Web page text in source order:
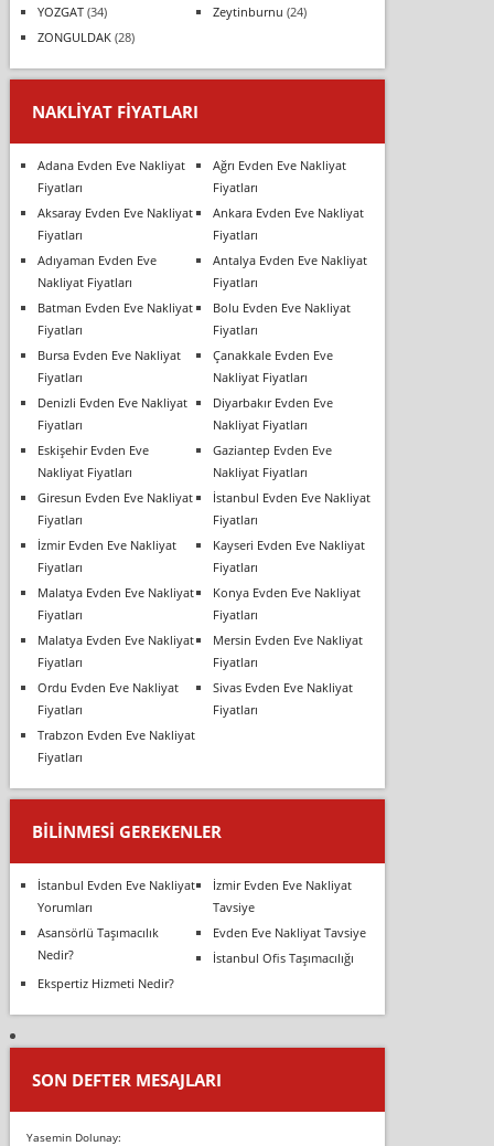
YOZGAT(34) Zeytinburnu (24)
ZONGULDAK(28)
NAKLIYAT FIYATLARI
Adana Evden Eve Nakliyat
Fiyatları
Ağrı Evden Eve Nakliyat
Fiyatları
Aksaray Evden Eve Nakliyat
Fiyatları
Ankara Evden Eve Nakliyat
Fiyatları
Adıyaman Evden Eve
Nakliyat Fiyatları
Antalya Evden Eve Nakliyat
Fiyatları
Batman Evden Eve Nakliyat
Fiyatları
Bolu Evden Eve Nakliyat
Fiyatları
Bursa Evden Eve Nakliyat
Fiyatları
Çanakkale Evden Eve
Nakliyat Fiyatları
Denizli Evden Eve Nakliyat
Fiyatları
Diyarbakır Evden Eve
Nakliyat Fiyatları
Eskişehir Evden Eve
Nakliyat Fiyatları
Gaziantep Evden Eve
Nakliyat Fiyatları
Giresun Evden Eve Nakliyat
Fiyatları
İstanbul Evden Eve Nakliyat
Fiyatları
İzmir Evden Eve Nakliyat
Fiyatları
Kayseri Evden Eve Nakliyat
Fiyatları
Malatya Evden Eve Nakliyat
Fiyatları
Konya Evden Eve Nakliyat
Fiyatları
Malatya Evden Eve Nakliyat
Fiyatları
Mersin Evden Eve Nakliyat
Fiyatları
Ordu Evden Eve Nakliyat
Fiyatları
Sivas Evden Eve Nakliyat
Fiyatları
Trabzon Evden Eve Nakliyat
Fiyatları
BILINMESI GEREKENLER
İstanbul Evden Eve Nakliyat
Yorumları
İzmir Evden Eve Nakliyat
Tavsiye
Asansörlü Taşımacılık
Nedir?
Evden Eve Nakliyat Tavsiye
İstanbul Ofis Taşımacılığı
Ekspertiz Hizmeti Nedir?
SON DEFTER MESAJLARI
Yasemin Dolunay: